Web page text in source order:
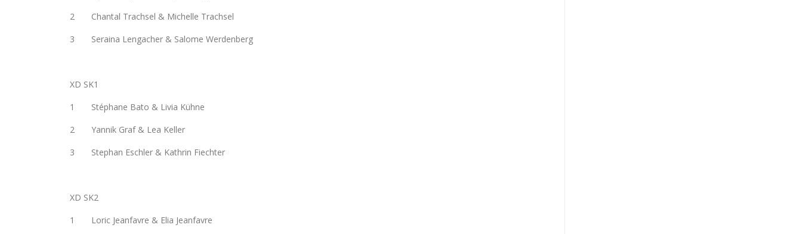
2 Chantal Trachsel & Michelle Trachsel
3 Seraina Lengacher & Salome Werdenberg
XD SK1
1 Stéphane Bato & Livia Kühne
2 Yannik Graf & Lea Keller
3 Stephan Eschler & Kathrin Fiechter
XD SK2
1 Loric Jeanfavre & Elia Jeanfavre